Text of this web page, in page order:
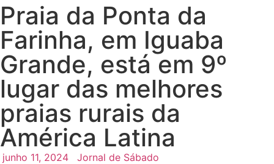
Praia da Ponta da
Farinha, em Iguaba
Grande, está em 9º
lugar das melhores
praias rurais da
América Latina
junho 11, 2024 Jornal de Sábado